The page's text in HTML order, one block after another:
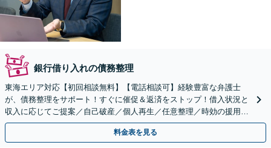
銀行借り入れの債務整理
東海エリア対応【初回相談無料】【電話相談可】経験豊富な弁護士
が、債務整理をサポート！すぐに催促＆返済をストップ！借入状況と
収入に応じてご提案／自己破産／個人再生／任意整理／時効の援用に
関するご相談も可能【完全個室】【メール予約可】
料金表を見る